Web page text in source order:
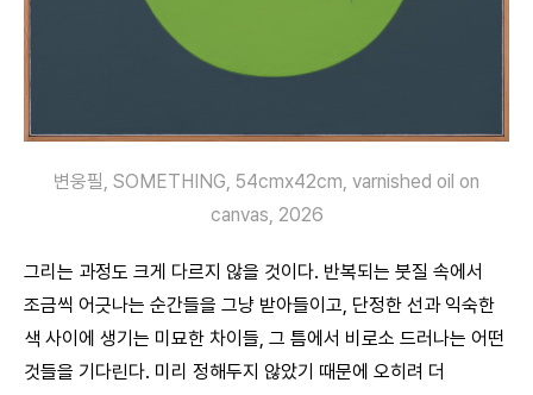
변웅필, SOMETHING, 54cmx42cm, varnished oil on
canvas, 2026
그리는 과정도 크게 다르지 않을 것이다. 반복되는 붓질 속에서
조금씩 어긋나는 순간들을 그냥 받아들이고, 단정한 선과 익숙한
색 사이에 생기는 미묘한 차이들, 그 틈에서 비로소 드러나는 어떤
것들을 기다린다. 미리 정해두지 않았기 때문에 오히려 더